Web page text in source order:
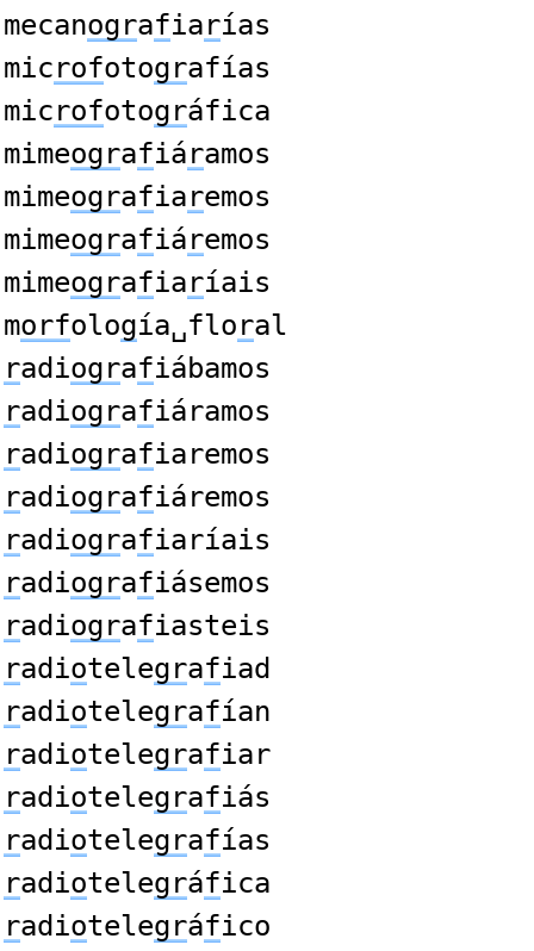
mecanografiarías
microfotografías
microfotográfica
mimeografiáramos
mimeografiaremos
mimeografiáremos
mimeografiaríais
morfología␣floral
radiografiábamos
radiografiáramos
radiografiaremos
radiografiáremos
radiografiaríais
radiografiásemos
radiografiasteis
radiotelegrafiad
radiotelegrafían
radiotelegrafiar
radiotelegrafiás
radiotelegrafías
radiotelegráfica
radiotelegráfico